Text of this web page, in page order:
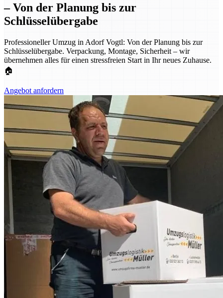
– Von der Planung bis zur
Schlüsselübergabe
Professioneller Umzug in Adorf Vogtl: Von der Planung bis zur
Schlüsselübergabe. Verpackung, Montage, Sicherheit – wir
übernehmen alles für einen stressfreien Start in Ihr neues Zuhause.
🏠
Angebot anfordern